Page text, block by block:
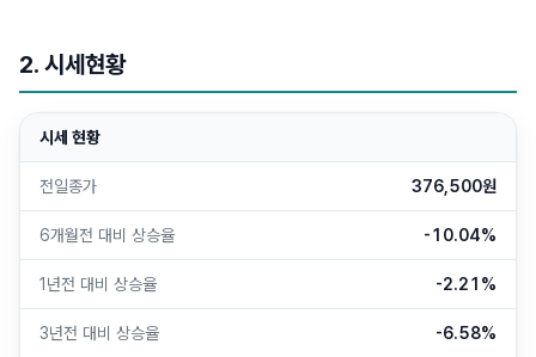
2. 시세현황
시세 현황
전일종가 376,500원
6개월전 대비 상승율 -10.04%
1년전 대비 상승율 -2.21%
3년전 대비 상승율 -6.58%